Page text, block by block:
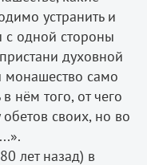
устранить и
с одной стороны
духовной
монашество само
нём того, от чего
своих, но во
лет назад) в